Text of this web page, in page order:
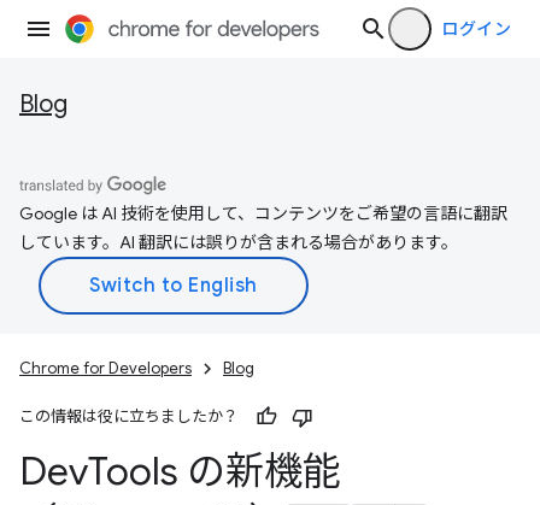
ログイン
Blog
Google は AI 技術を使用して、コンテンツをご希望の言語に翻訳
しています。AI 翻訳には誤りが含まれる場合があります。
Chrome for Developers Blog
この情報は役に立ちましたか？
DevTools の新機能